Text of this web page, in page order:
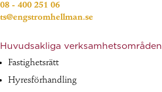
08 - 400 251 06
ts@engstromhellman.se
Huvudsakliga verksamhetsområden
Fastighetsrätt
Hyresförhandling